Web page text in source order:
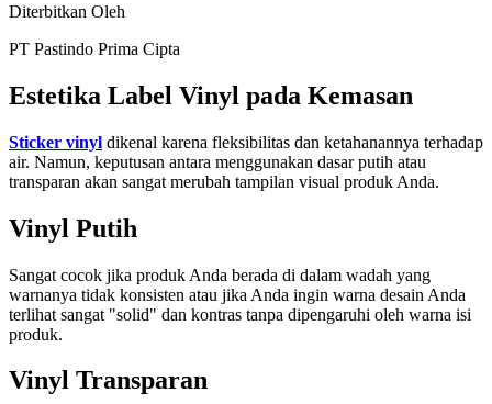
Diterbitkan Oleh
PT Pastindo Prima Cipta
Estetika Label Vinyl pada Kemasan
Sticker vinyl dikenal karena fleksibilitas dan ketahanannya terhadap
air. Namun, keputusan antara menggunakan dasar putih atau
transparan akan sangat merubah tampilan visual produk Anda.
Vinyl Putih
Sangat cocok jika produk Anda berada di dalam wadah yang
warnanya tidak konsisten atau jika Anda ingin warna desain Anda
terlihat sangat "solid" dan kontras tanpa dipengaruhi oleh warna isi
produk.
Vinyl Transparan